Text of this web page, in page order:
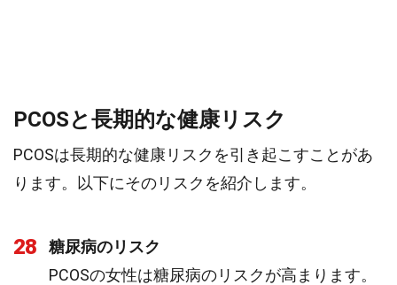
PCOSと長期的な健康リスク
PCOSは長期的な健康リスクを引き起こすことがあ
ります。以下にそのリスクを紹介します。
28
糖尿病のリスク
PCOSの女性は糖尿病のリスクが高まります。